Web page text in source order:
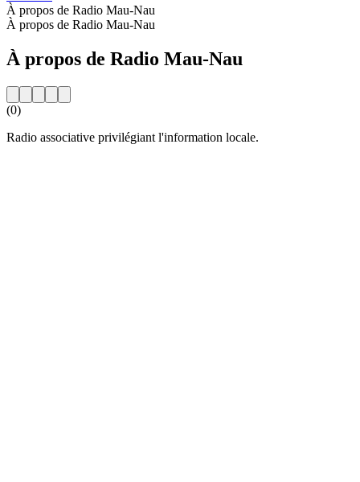
À propos de Radio Mau-Nau
À propos de Radio Mau-Nau
À propos de Radio Mau-Nau
(0)
Radio associative privilégiant l'information locale.